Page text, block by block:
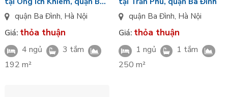
Đìnhquận Ba Đình, Hà Nội
Giá: thỏa thuận
4 ngủ
3 tắm
192 m²
quận Ba Đình, Hà Nội
Giá: thỏa thuận
1 ngủ
1 tắm
250 m²